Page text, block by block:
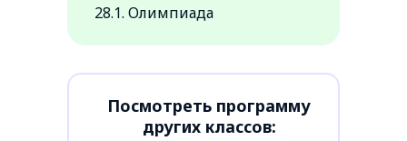
28.1. Олимпиада
Посмотреть программу
других классов: